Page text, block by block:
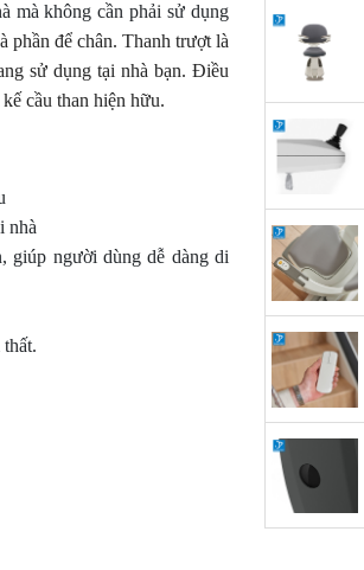
mà không cần phải sử dụng
phần để chân. Thanh trượt là
sử dụng tại nhà bạn. Điều
cầu than hiện hữu.
nhà
giúp người dùng dễ dàng di